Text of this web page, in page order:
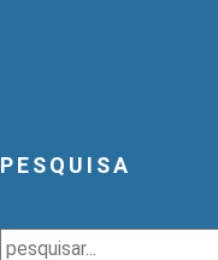
PESQUISA
Pesquisar